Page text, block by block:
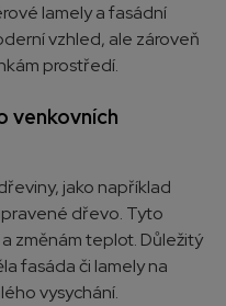
lamely a fasádní
vzhled, ale zároveň
prostředí.
venkovních
jako například
dřevo. Tyto
změnám teplot. Důležitý
fasáda či lamely na
vysychání.